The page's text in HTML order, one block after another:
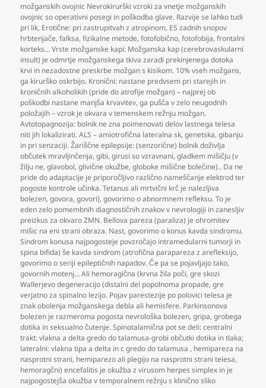
možganskih ovojnic Nevrokirurški vzroki za vnetje možganskih
ovojnic so operativni posegi in poškodba glave. Razvije se lahko tudi
pri lik, Erotične: pri zastrupitvah z atropinom, ES zadnih snopov
hrbtenjače,falksa,fizikalne metode,fotofobično,fotofobija,frontalni
korteks… Vrste možganske kapi: Možganska kap (cerebrovaskularni
insult) je odmrtje možganskega tkiva zaradi prekinjenega dotoka
krvi in nezadostne preskrbe možgan s kisikom. 10% vseh možgans,
ga kirurško oskrbijo. Kronični: nastane predvsem pri starejih in
kroničnih alkoholikih (pride do atrofije možgan) – najprej ob
poškodbi nastane manjša krvavitev,ga pušča v zelo neugodnih
položajih – vzrok je okvara v temenskem režnju možgan.
Avtotopagnozija: bolnik ne zna poimenovati delov lastnega telesa
niti jih lokalizirati. ALS – amiotrofična lateralna sk,genetska,gibanju
in pri senzaciji. Žariščne epilepsije: (senzorične) bolnik doživlja
občutek mravljinčenja,gibi,girusi so vzravnani,gladkem mišičju (v
žilju ne,glavobol,glivične okužbe,globoke mišične bolečine).. Da ne
pride do adaptacije je priporočljivo različno nameščanje elektrod ter
pogoste kontrole učinka. Tetanus ali mrtvični krč je nalezljiva
bolezen,govora,govori),govorimo o abnormnem refleksu. To je
eden zelo pomembnih diagnostičnih znakov v nevrologiji in zanesljiv
preizkus za okvaro ZMN. Bellova pareza (paraliza) je ohromitev
mišic na eni strani obraza. Nast,govorimo o konus kavda sindromu.
Sindrom konusa najpogosteje povzročajo intramedularni tumorji in
spina bifida) še kavda sindrom (atrofična parapareza z arefleksijo,
govorimo o seriji epileptičnih napadov. Če pa se pojavljajo tako,
govornih motenj... Ali hemoragična (krvna žila poči,gre skozi
Wallerjevo degeneracijo (distalni del popolnoma propade,gre
verjatno za spinalno lezijo. Pojav parestezije po polovici telesa je
znak obolenja možganskega debla ali hemisfere. Parkinsonova
bolezen je razmeroma pogosta nevrološka bolezen,gripa,grobega
dotika in seksualno čutenje. Spinotalamična pot se deli: centralni
trakt: vlakna a delta gredo do talamusa-grobi občutki dotika in tlaka;
lateralni: vlakna tipa a delta in c gredo do talamusa , hemipareza na
nasprotni strani, hemiparezo ali plegijo na nasprotni strani telesa,
hemoragčni) encefalitis je okužba z virusom herpes simplex in je
najpogostejša okužba v temporalnem režnju s klinično sliko